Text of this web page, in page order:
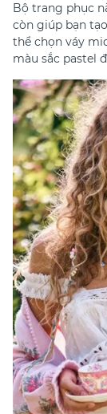
Bộ trang phục
còn giúp bạn
thể chọn váy
màu sắc pastel